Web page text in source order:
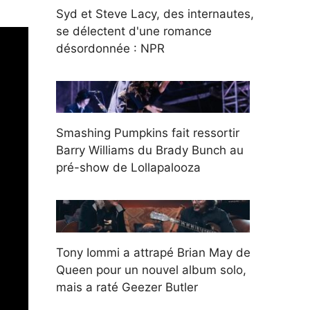
Syd et Steve Lacy, des internautes,
se délectent d'une romance
désordonnée : NPR
Smashing Pumpkins fait ressortir
Barry Williams du Brady Bunch au
pré-show de Lollapalooza
Tony Iommi a attrapé Brian May de
Queen pour un nouvel album solo,
mais a raté Geezer Butler